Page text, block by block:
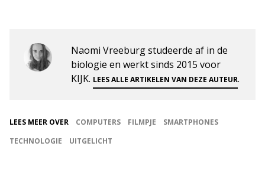
Naomi Vreeburg studeerde af in de
biologie en werkt sinds 2015 voor
KIJK. LEES ALLE ARTIKELEN VAN DEZE AUTEUR.
LEES MEER OVER COMPUTERS FILMPJE
SMARTPHONES
TECHNOLOGIE
UITGELICHT